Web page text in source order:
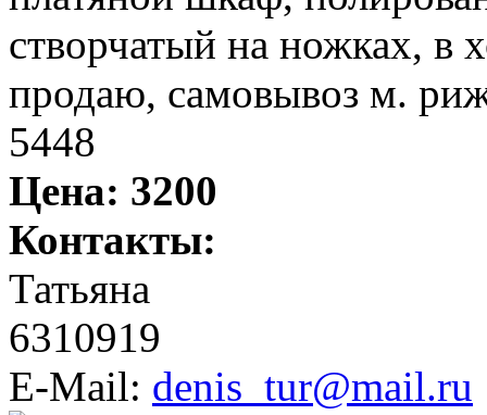
створчатый на ножках, в
продаю, самовывоз м.
5448
Цена: 3200
Контакты:
Татьяна
6310919
E-Mail: denis_tur@mail.ru